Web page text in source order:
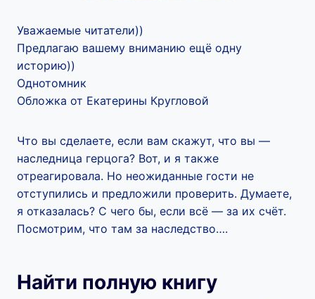
Уважаемые читатели))
Предлагаю вашему вниманию ещё одну
историю))
Однотомник
Обложка от Екатерины Кругловой
Что вы сделаете, если вам скажут, что вы —
наследница герцога? Вот, и я также
отреагировала. Но неожиданные гости не
отступились и предложили проверить. Думаете,
я отказалась? С чего бы, если всё — за их счёт.
Посмотрим, что там за наследство….
Найти полную книгу